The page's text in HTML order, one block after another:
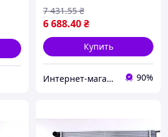
6 688.40₴
7 431.55 ₴
Купить
Интернет-магазин Prokuzov 90%